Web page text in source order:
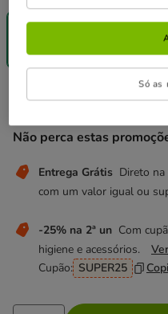
Entrega
Grátis
3.79€
Não perca estas
Entrega Grátis Direto na
com um valor igual ou
-25% na 2ª un Com
higiene e acessórios.
Cupão: SUPER25
Preço 3.79€
3.79€
Só as